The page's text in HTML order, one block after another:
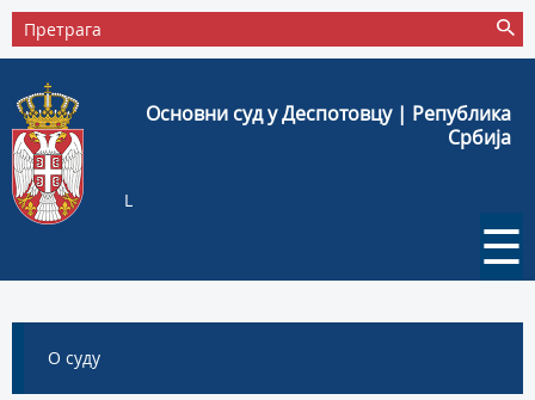
Основни суд у Деспотовцу | Република
Србија
L
☰
О суду